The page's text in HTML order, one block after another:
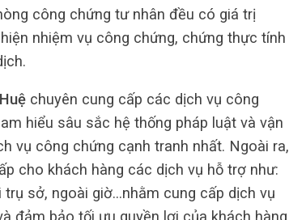
công chứng tư nhân đều có giá trị
nhiệm vụ công chứng, chứng thực tính
chuyên cung cấp các dịch vụ công
hiểu sâu sắc hệ thống pháp luật và vận
vụ công chứng cạnh tranh nhất. Ngoài ra,
cho khách hàng các dịch vụ hỗ trợ như:
sở, ngoài giờ…nhằm cung cấp dịch vụ
đảm bảo tối ưu quyền lợi của khách hàng